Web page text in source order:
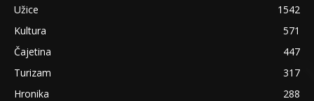
Užice
1542
Kultura
571
Čajetina
447
Turizam
317
Hronika
288